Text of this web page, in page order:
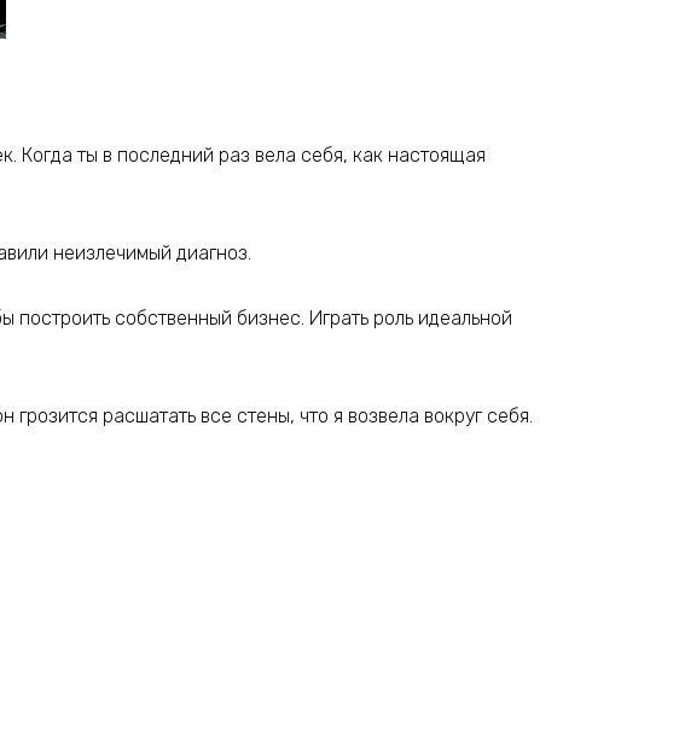
Когда ты в последний раз вела себя, как настоящая
неизлечимый диагноз.
построить собственный бизнес. Играть роль идеальной
расшатать все стены, что я возвела вокруг себя.